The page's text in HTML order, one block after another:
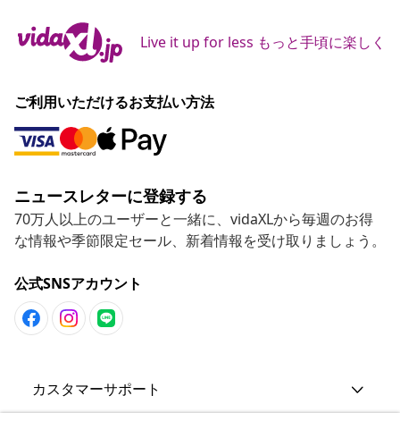
Live it up for less もっと手頃に楽しく
ご利用いただけるお支払い方法
ニュースレターに登録する
70万人以上のユーザーと一緒に、vidaXLから毎週のお得
な情報や季節限定セール、新着情報を受け取りましょう。
公式SNSアカウント
カスタマーサポート